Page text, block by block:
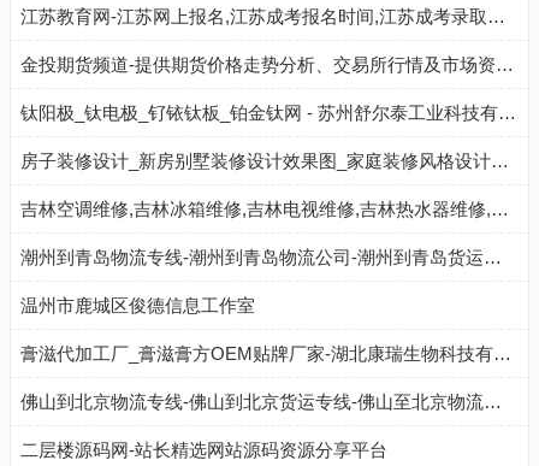
江苏教育网-江苏网上报名,江苏成考报名时间,江苏成考录取分数线,江苏成考成绩查询
金投期货频道-提供期货价格走势分析、交易所行情及市场资讯信息的平台-金投网
钛阳极_钛电极_钌铱钛板_铂金钛网 - 苏州舒尔泰工业科技有限公司
房子装修设计_新房别墅装修设计效果图_家庭装修风格设计师方案-优家设计
吉林空调维修,吉林冰箱维修,吉林电视维修,吉林热水器维修,吉林燃气灶维修-吉林家电维修网
潮州到青岛物流专线-潮州到青岛物流公司-潮州到青岛货运专线-潮州建潮中赢物流
温州市鹿城区俊德信息工作室
膏滋代加工厂_膏滋膏方OEM贴牌厂家-湖北康瑞生物科技有限公司
佛山到北京物流专线-佛山到北京货运专线-佛山至北京物流公司-就发物流网
二层楼源码网-站长精选网站源码资源分享平台